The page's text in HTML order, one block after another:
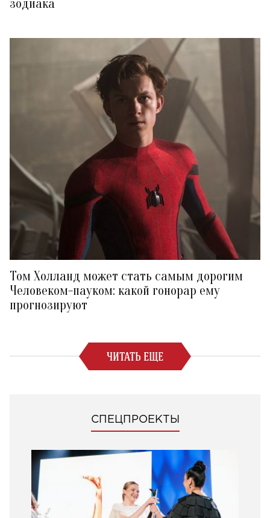
зодиака
Том Холланд может стать самым дорогим
Человеком-пауком: какой гонорар ему
прогнозируют
ЧИТАТЬ ЕЩЕ
СПЕЦПРОЕКТЫ